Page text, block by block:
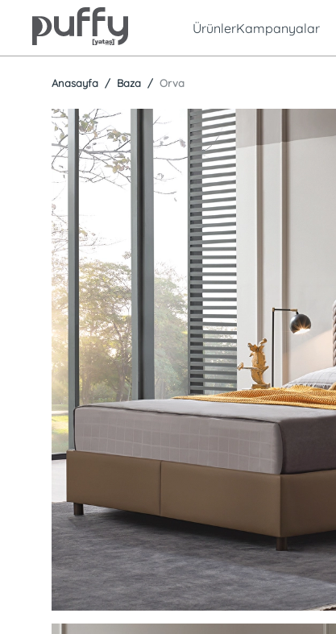
ÜrünlerKampanyalar
Anasayfa Baza Orva